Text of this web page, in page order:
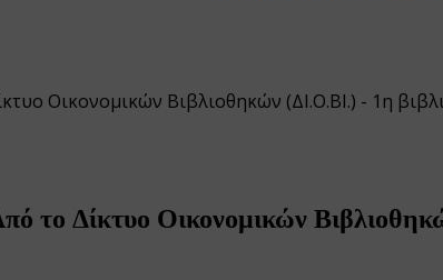
Οικονομικών Βιβλιοθηκών (ΔΙ.Ο.ΒΙ.) - 1η
το Δίκτυο Οικονομικών